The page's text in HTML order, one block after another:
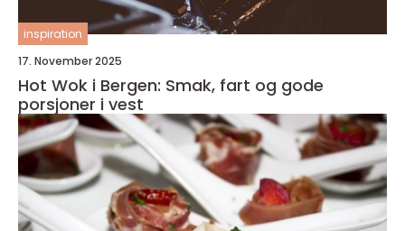
inspiration
17. November 2025
Hot Wok i Bergen: Smak, fart og gode
porsjoner i vest